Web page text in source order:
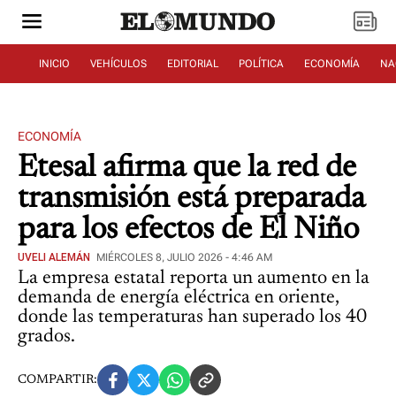
INICIO VEHÍCULOS EDITORIAL POLÍTICA ECONOMÍA
ECONOMÍA
Etesal afirma que la red de
transmisión está preparada
para los efectos de El Niño
UVELI ALEMÁN MIÉRCOLES 8, JULIO 2026 - 4:46 AM
La empresa estatal reporta un aumento en la
demanda de energía eléctrica en oriente,
donde las temperaturas han superado los 40
grados.
COMPARTIR: